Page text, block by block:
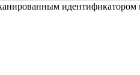
идентификатором